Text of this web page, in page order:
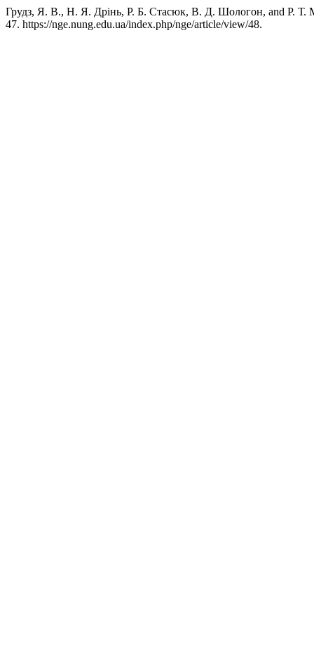
Грудз, Я. В., Н. Я. Дрінь, Р. Б. Стасюк, В. Д. Шологон, and Р. Т.
47. https://nge.nung.edu.ua/index.php/nge/article/view/48.